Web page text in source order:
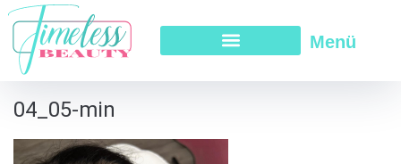
Menü
04_05-min